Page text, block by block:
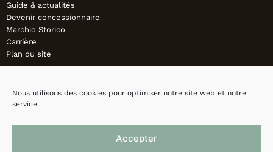
Nous utilisons des cookies pour optimiser notre site web et notre
service.
Accepter
Guide & actualités
Devenir concessionnaire
Marchio Storico
Carrière
Plan du site